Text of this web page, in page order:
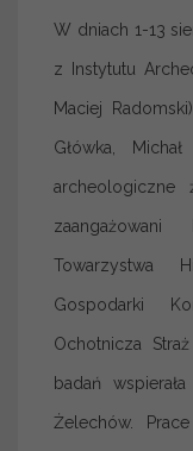
W dniach 1-13
z Instytutu
Maciej
Główka,
archeologiczne
Towarzystwa
Gospodarki
Ochotnicza
badań
Żelechów.